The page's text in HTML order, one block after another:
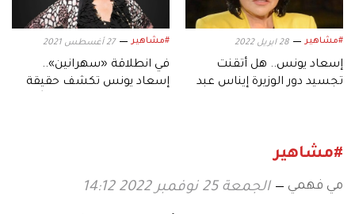
#مشاهير 28 ابريل 2022
إسعاد يونس.. هل أتقنت
تجسيد دور الوزيرة إيناس عبد
#مشاهير 27 أغسطس 2021
في انطلاقة «سهرانين»..
إسعاد يونس تكشف حقيقة
#مشاهير
مي فهمي الجمعة 25 نوفمبر 2022 14:12